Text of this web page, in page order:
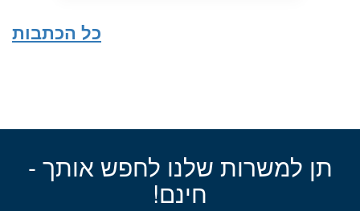
כל הכתבות
תן למשרות שלנו לחפש אותך -
חינם!